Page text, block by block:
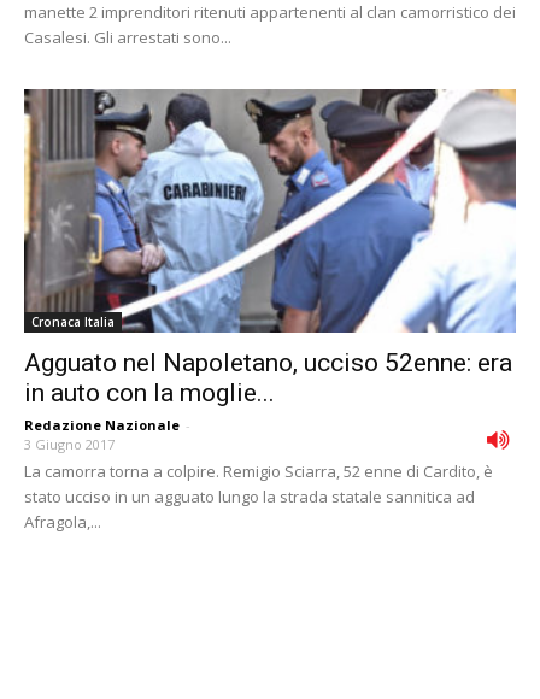
manette 2 imprenditori ritenuti appartenenti al clan camorristico dei
Casalesi. Gli arrestati sono...
Cronaca Italia
Agguato nel Napoletano, ucciso 52enne: era
in auto con la moglie...
Redazione Nazionale -
3 Giugno 2017
La camorra torna a colpire. Remigio Sciarra, 52 enne di Cardito, è
stato ucciso in un agguato lungo la strada statale sannitica ad
Afragola,...